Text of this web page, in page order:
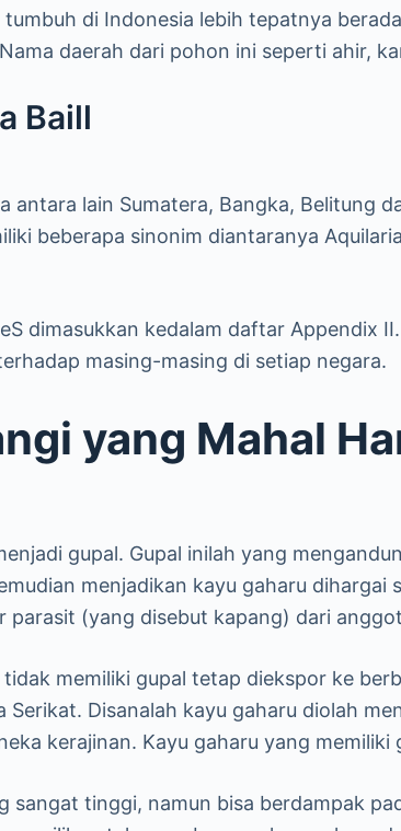
di Indonesia lebih tepatnya
daerah dari pohon ini seperti ahir,
Baill
antara lain Sumatera, Bangka, Belitung
beberapa sinonim diantaranya
dimasukkan kedalam daftar Appendix
masing-masing di setiap negara.
yang Mahal
gupal. Gupal inilah yang
menjadikan kayu gaharu
parasit (yang disebut kapang) dari
memiliki gupal tetap diekspor ke
Serikat. Disanalah kayu gaharu diolah
kerajinan. Kayu gaharu yang
sangat tinggi, namun bisa berdampak